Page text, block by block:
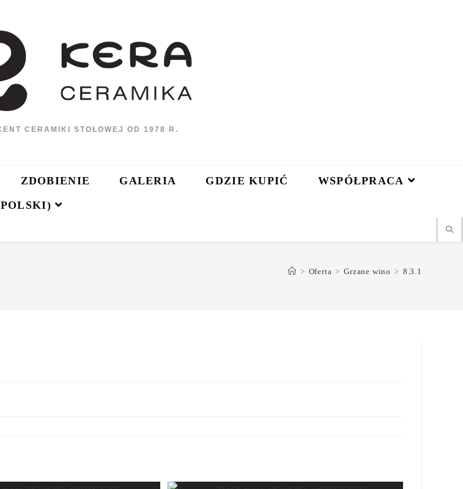
CERAMIKI STOŁOWEJ OD 1978 R.
ZDOBIENIE GALERIA GDZIE KUPIĆ
WSPÓŁPRACA
POLSKI)
> Oferta > Grzane wino > 8.3.1